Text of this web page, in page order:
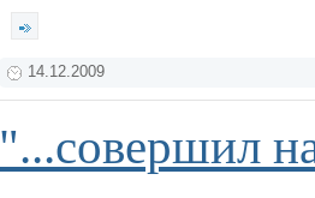
14.12.2009
"...совершил